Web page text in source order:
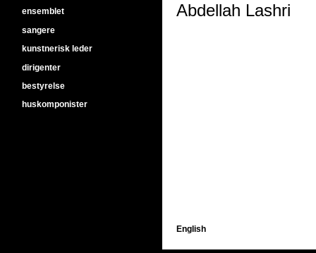
Abdellah Lashri
English
ensemblet
sangere
kunstnerisk leder
dirigenter
bestyrelse
huskomponister